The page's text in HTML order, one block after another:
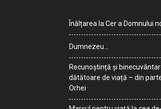
Înălțarea la Cer a Domnului
Dumnezeu…
Recunoștință și
dătătoare de viață – din
Orhei